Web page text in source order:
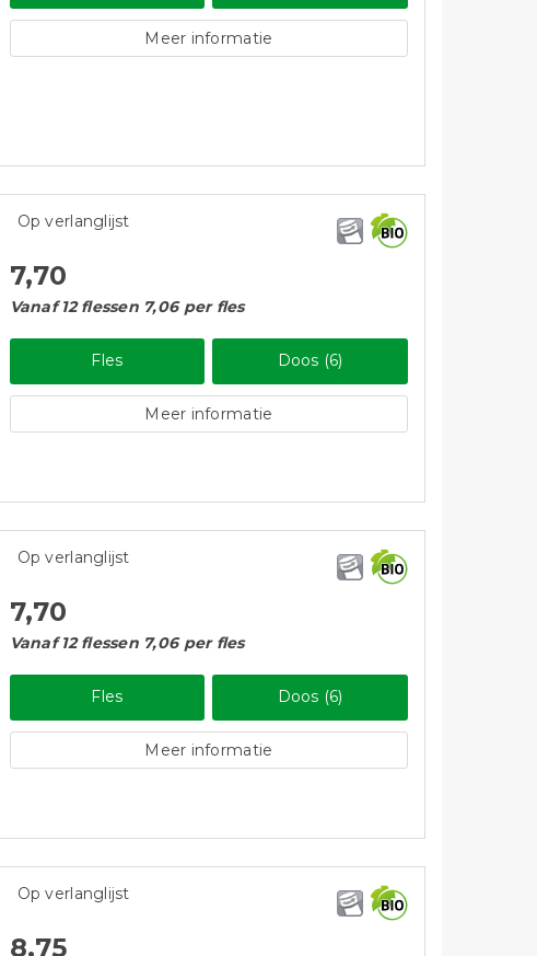
Meer informatie
Op verlanglijst
7,70
Vanaf 12 flessen 7,06 per fles
Fles Doos (6)
Meer informatie
Op verlanglijst
7,70
Vanaf 12 flessen 7,06 per fles
Fles Doos (6)
Meer informatie
Op verlanglijst
8,75